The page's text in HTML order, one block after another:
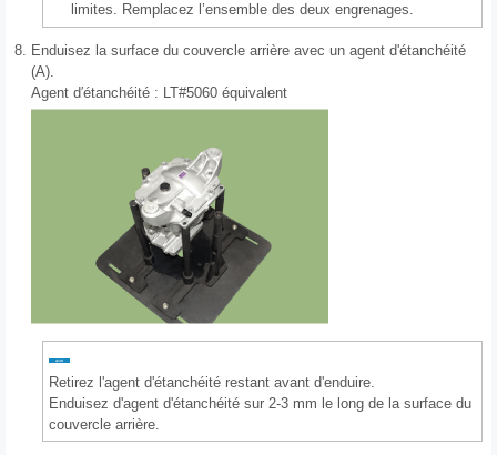
limites. Remplacez l’ensemble des deux engrenages.
8. Enduisez la surface du couvercle arrière avec un agent d'étanchéité
(A).
Agent d′étanchéité : LT#5060 équivalent
Retirez l'agent d'étanchéité restant avant d'enduire.
Enduisez d'agent d'étanchéité sur 2-3 mm le long de la surface du
couvercle arrière.